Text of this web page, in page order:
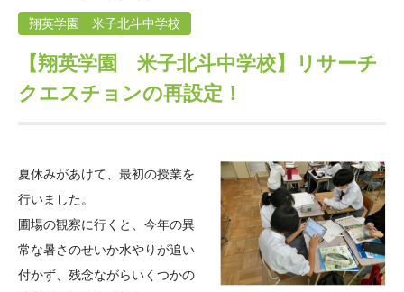
設立趣意書
沿革 40年史デジタルブック
中谷財団40年史
役員・評議員 公開情報
年報一覧 中谷財団レポート
中谷財団事業紹介
神戸賞 長期大型研究助成
大学院生奨学金
国際学生交流プログラ
科学教育振興助成・
次世代理系人材育成プ
中谷財団動画紹介
その他情報
アクセス よくあるご質問
サイトマップ 中谷財団アーカイブ
日本語 マイページ
翔英学園 米子北斗中学校
【翔英学園 米子北斗中学校】リサーチ
クエスチョンの再設定！
夏休みがあけて、最初の授業を
行いました。
圃場の観察に行くと、今年の異
常な暑さのせいか水やりが追い
付かず、残念ながらいくつかの